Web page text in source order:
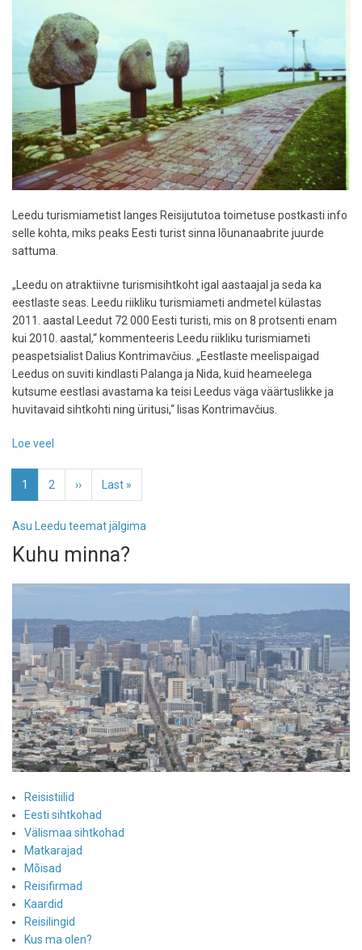
Leedu turismiametist langes Reisijututoa toimetuse postkasti info
selle kohta, miks peaks Eesti turist sinna lõunanaabrite juurde
sattuma.
„Leedu on atraktiivne turismisihtkoht igal aastaajal ja seda ka
eestlaste seas. Leedu riikliku turismiameti andmetel külastas
2011. aastal Leedut 72 000 Eesti turisti, mis on 8 protsenti enam
kui 2010. aastal,“ kommenteeris Leedu riikliku turismiameti
peaspetsialist Dalius Kontrimavčius. „Eestlaste meelispaigad
Leedus on suviti kindlasti Palanga ja Nida, kuid heameelega
kutsume eestlasi avastama ka teisi Leedus väga väärtuslikke ja
huvitavaid sihtkohti ning üritusi,“ lisas Kontrimavčius.
Loe veel
Pagination
Eesolev
leht
1 Page
2
Järgmine
leht
››
Viimane
leht
Last »
Asu Leedu teemat jälgima
Kuhu minna?
Reisistiilid
Eesti sihtkohad
Välismaa sihtkohad
Matkarajad
Mõisad
Reisifirmad
Kaardid
Reisilingid
Kus ma olen?